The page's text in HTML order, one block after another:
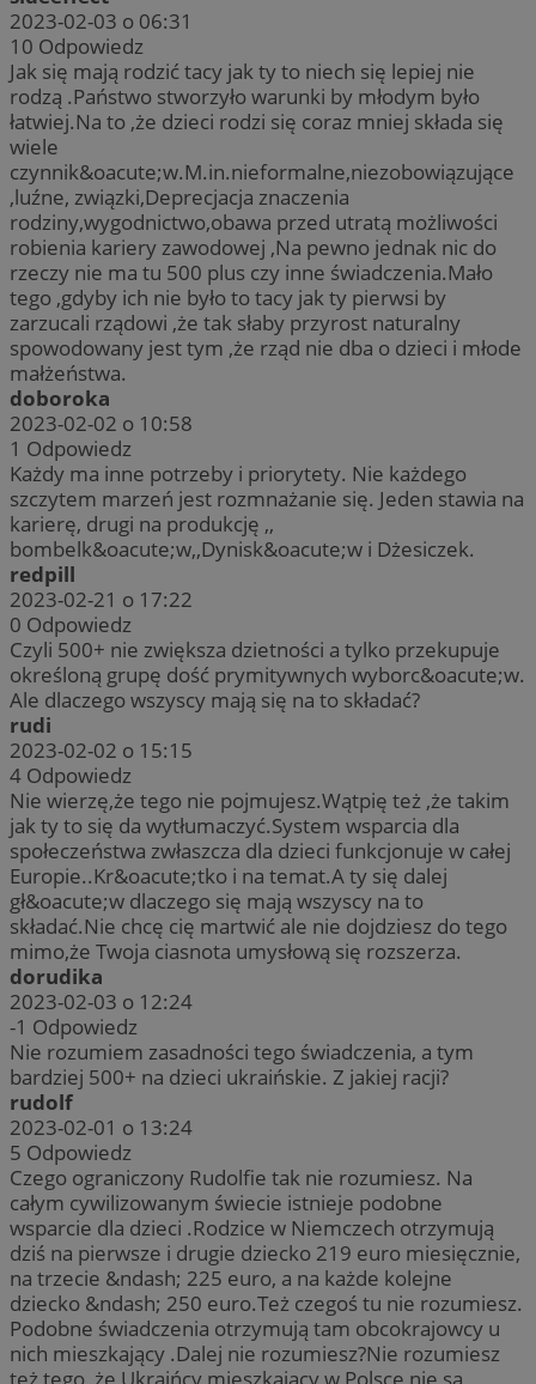
2023-02-03 o 06:31
10 Odpowiedz
Jak się mają rodzić tacy jak ty to niech się lepiej nie
rodzą .Państwo stworzyło warunki by młodym było
łatwiej.Na to ,że dzieci rodzi się coraz mniej składa się
wiele
czynnik&oacute;w.M.in.nieformalne,niezobowiązujące
,luźne, związki,Deprecjacja znaczenia
rodziny,wygodnictwo,obawa przed utratą możliwości
robienia kariery zawodowej ,Na pewno jednak nic do
rzeczy nie ma tu 500 plus czy inne świadczenia.Mało
tego ,gdyby ich nie było to tacy jak ty pierwsi by
zarzucali rządowi ,że tak słaby przyrost naturalny
spowodowany jest tym ,że rząd nie dba o dzieci i młode
małżeństwa.
doboroka
2023-02-02 o 10:58
1 Odpowiedz
Każdy ma inne potrzeby i priorytety. Nie każdego
szczytem marzeń jest rozmnażanie się. Jeden stawia na
karierę, drugi na produkcję ,,
bombelk&oacute;w,,Dynisk&oacute;w i Dżesiczek.
redpill
2023-02-21 o 17:22
0 Odpowiedz
Czyli 500+ nie zwiększa dzietności a tylko przekupuje
określoną grupę dość prymitywnych wyborc&oacute;w.
Ale dlaczego wszyscy mają się na to składać?
rudi
2023-02-02 o 15:15
4 Odpowiedz
Nie wierzę,że tego nie pojmujesz.Wątpię też ,że takim
jak ty to się da wytłumaczyć.System wsparcia dla
społeczeństwa zwłaszcza dla dzieci funkcjonuje w całej
Europie..Kr&oacute;tko i na temat.A ty się dalej
gł&oacute;w dlaczego się mają wszyscy na to
składać.Nie chcę cię martwić ale nie dojdziesz do tego
mimo,że Twoja ciasnota umysłową się rozszerza.
dorudika
2023-02-03 o 12:24
-1 Odpowiedz
Nie rozumiem zasadności tego świadczenia, a tym
bardziej 500+ na dzieci ukraińskie. Z jakiej racji?
rudolf
2023-02-01 o 13:24
5 Odpowiedz
Czego ograniczony Rudolfie tak nie rozumiesz. Na
całym cywilizowanym świecie istnieje podobne
wsparcie dla dzieci .Rodzice w Niemczech otrzymują
dziś na pierwsze i drugie dziecko 219 euro miesięcznie,
na trzecie &ndash; 225 euro, a na każde kolejne
dziecko &ndash; 250 euro.Też czegoś tu nie rozumiesz.
Podobne świadczenia otrzymują tam obcokrajowcy u
nich mieszkający .Dalej nie rozumiesz?Nie rozumiesz
też tego ,że Ukraińcy mieszkający w Polsce nie są